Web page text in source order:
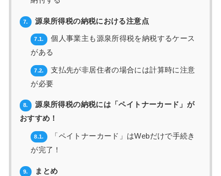
7. 源泉所得税の納税における注意点
7.1.
個人事業主も源泉所得税を納税するケース
がある
7.2.
支払先が非居住者の場合には計算時に注意
が必要
8.
源泉所得税の納税には「ペイトナーカード」が
おすすめ！
8.1.
「ペイトナーカード」はWebだけで手続き
が完了！
9. まとめ